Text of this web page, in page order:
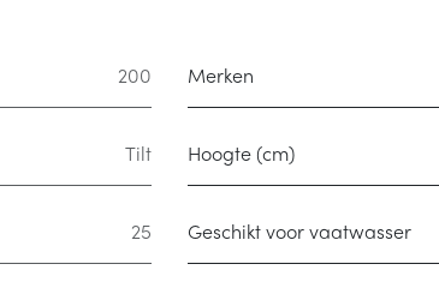
200 Merken
Tilt Hoogte (cm)
25 Geschikt voor vaatwasser